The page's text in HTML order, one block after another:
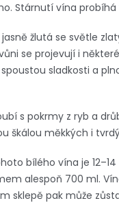
Stárnutí vína
žlutá se světle
se projevují i
sladkosti a
s pokrmy z ryb a
škálou měkkých i
bílého vína je
alespoň 700 ml.
sklepě pak může